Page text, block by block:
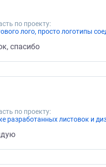
по проекту:
лого, просто логотипы
спасибо
по проекту:
разработанных листовок и